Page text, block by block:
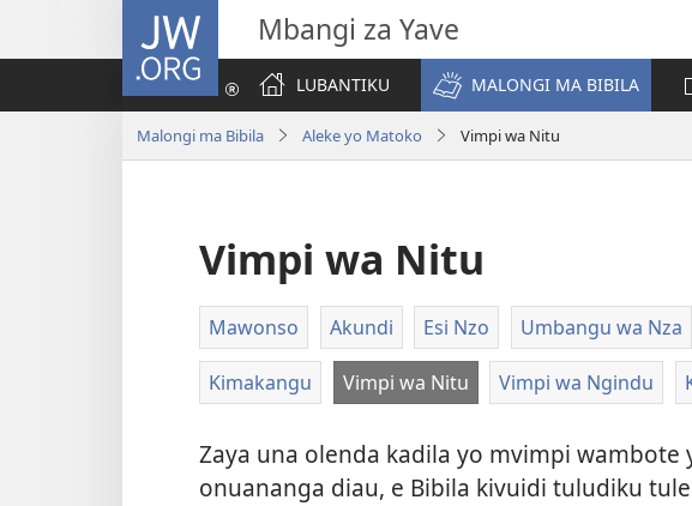
JW.ORG Mbangi za Yave
LUBANTIKU
MALONGI MA BIBILA
Malongi ma Bibila Aleke yo Matoko Vimpi wa Nitu
Vimpi wa Nitu
Mawonso Akundi Esi Nzo Umbangu wa Nza
Kimakangu Vimpi wa Nitu Vimpi wa Ngindu
Zaya una olenda kadila yo mvimpi wambote
onuananga diau, e Bibila kivuidi tuludiku